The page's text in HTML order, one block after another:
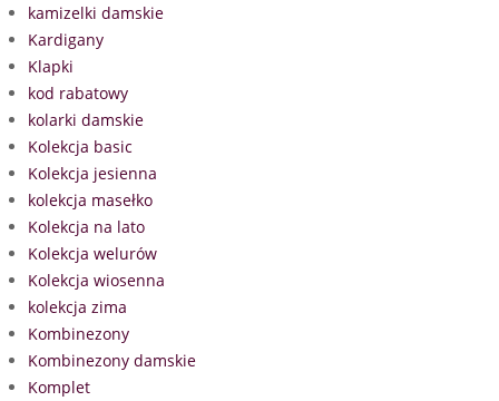
kamizelki damskie
Kardigany
Klapki
kod rabatowy
kolarki damskie
Kolekcja basic
Kolekcja jesienna
kolekcja masełko
Kolekcja na lato
Kolekcja welurów
Kolekcja wiosenna
kolekcja zima
Kombinezony
Kombinezony damskie
Komplet